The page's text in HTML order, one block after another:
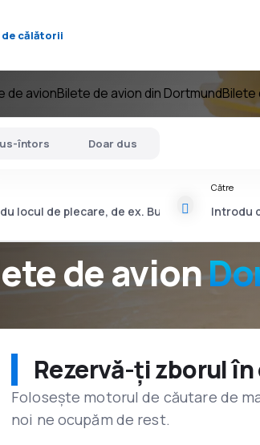
călătorii
de avionBilete de avion din DortmundBilete
de avion
întors Doar dus
Către
Rezervă-ți zborul
Folosește motorul de căutare de
noi ne ocupăm de rest.